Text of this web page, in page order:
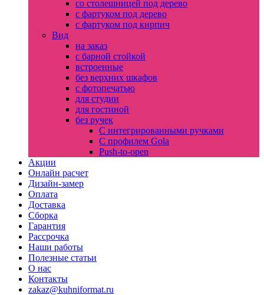
со столешницей под дерево
с фартуком под дерево
с фартуком под кирпич
Вид
на заказ
с барной стойкой
встроенные
без верхних шкафов
с фотопечатью
для студии
для гостиной
без ручек
С интегрированными ручками
С профилем Gola
Push-to-open
Акции
Онлайн расчет
Дизайн-замер
Оплата
Доставка
Сборка
Гарантия
Рассрочка
Наши работы
Полезные статьи
О нас
Контакты
zakaz@kuhniformat.ru